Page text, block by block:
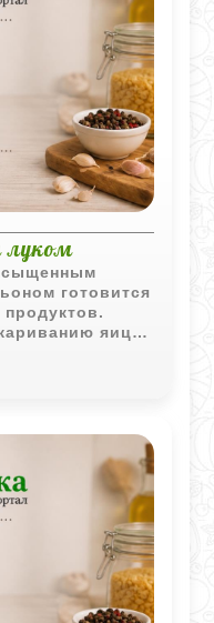
луком
готовится
яиц
с мягкой
вкусом.